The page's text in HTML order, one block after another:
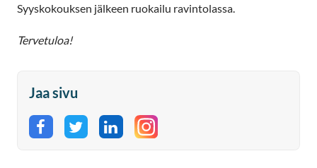
Syyskokouksen jälkeen ruokailu ravintolassa.
Tervetuloa!
Jaa sivu
Jaa Facebookissa
Jaa Twitterissä
Jaa LinkedInissä